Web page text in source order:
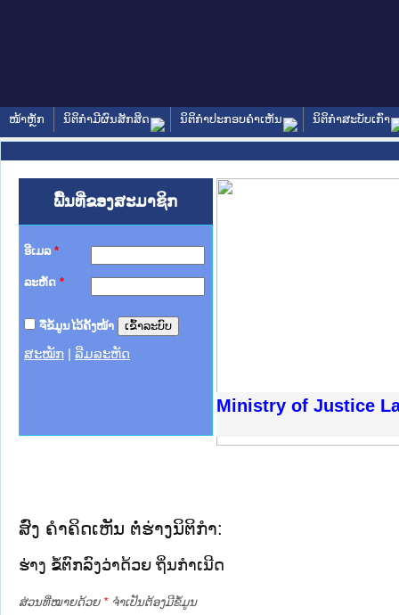
ໜ້າຫຼັກ ນິຕິກໍາມີຜົນສັກສິດ ນິຕິກໍາປະກອບຄໍາເຫັນ ນິຕິກໍາສະບັບເກົ່າ
ພື້ນທີ່ຂອງສະມາຊິກ
ອີເມລ *
ລະຫັດ *
ຈື່ຂໍ້ມູນໄວ້ຄັ້ງໜ້າ
ສະໝັກ ລືມລະຫັດ
Ministry of Justice
າຊົນ ພາກເໜືອ
ການ
ກາງ
ໃຕ້
ຕຳຫຼວດປະຊາຊົນ
ສັນຕິບານປະຊາຊົນ
ກເໜືອ
າຊົນ ພາກກາງ
ສົ່ງ ຄໍາຄິດເຫັນ ຕໍ່ຮ່າງນິຕິກໍາ:
ຮ່າງ ຂໍ້ຕົກລົງວ່າດ້ວຍ ຖິ່ນກຳເນີດ
ສ່ວນທີ່ໝາຍດ້ວຍ *ຈໍາເປັນຕ້ອງມີຂໍ້ມູນ